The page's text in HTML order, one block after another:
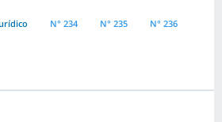
N° 234 N° 235 N° 236